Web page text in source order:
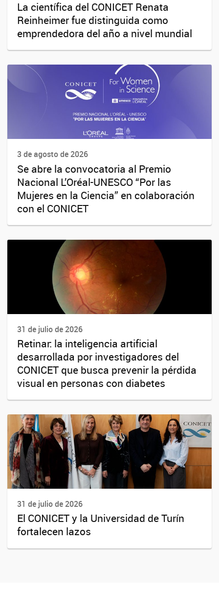
La científica del CONICET Renata
Reinheimer fue distinguida como
emprendedora del año a nivel mundial
3 de agosto de 2026
Se abre la convocatoria al Premio
Nacional L’Oréal-UNESCO “Por las
Mujeres en la Ciencia” en colaboración
con el CONICET
31 de julio de 2026
Retinar: la inteligencia artificial
desarrollada por investigadores del
CONICET que busca prevenir la pérdida
visual en personas con diabetes
31 de julio de 2026
El CONICET y la Universidad de Turín
fortalecen lazos